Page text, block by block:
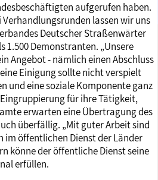
aufgerufen haben.
lassen wir uns
Deutscher Straßenwärter
Demonstranten. „Unsere
Angebot - nämlich einen Abschluss
Einigung sollte nicht verspielt
und eine soziale Komponente ganz
für ihre Tätigkeit,
erwarten eine Übertragung des
überfällig. „Mit guter Arbeit sind
im öffentlichen Dienst der Länder
könne der öffentliche Dienst seine
erfüllen.